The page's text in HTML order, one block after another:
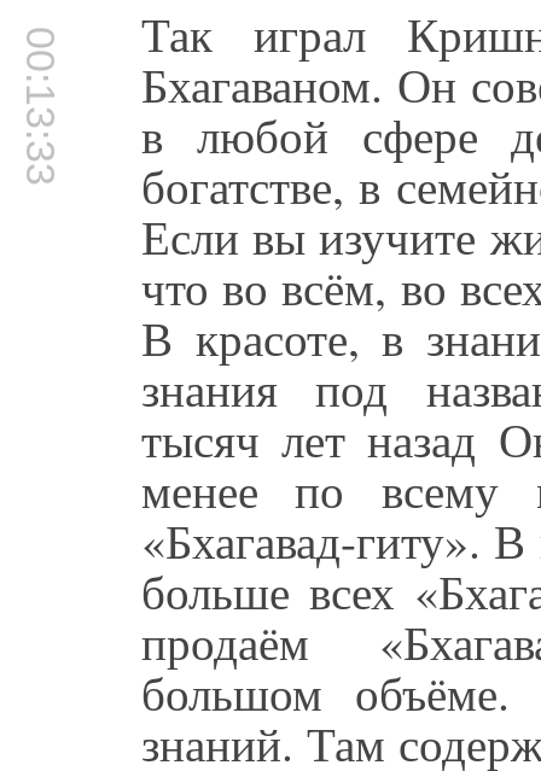
00:13:33 Так играл
Бхагаваном. Он
в любой сфере
богатстве, в
Если вы изучите
что во всём, во
В красоте, в
знания под
тысяч лет назад
менее по всему
«Бхагавад-гиту».
больше всех
продаём
большом
знаний. Там